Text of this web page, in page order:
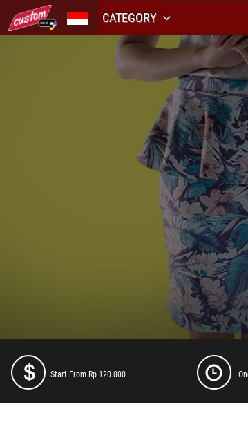
CATEGORY
Start From Rp 120.000